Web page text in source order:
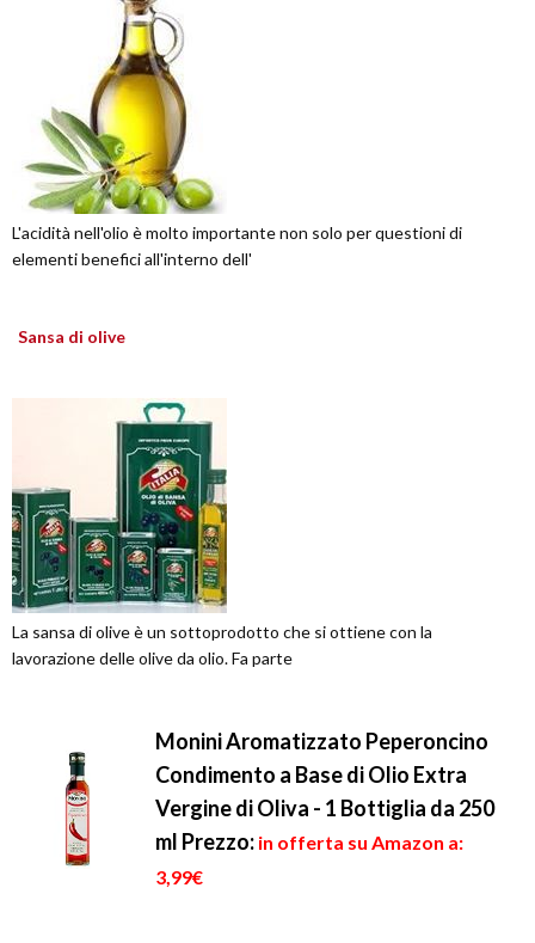
L'acidità nell'olio è molto importante non solo per questioni di
elementi benefici all'interno dell'
Sansa di olive
La sansa di olive è un sottoprodotto che si ottiene con la
lavorazione delle olive da olio. Fa parte
Monini Aromatizzato Peperoncino
Condimento a Base di Olio Extra
Vergine di Oliva - 1 Bottiglia da 250
ml Prezzo: in offerta su Amazon a:
3,99€